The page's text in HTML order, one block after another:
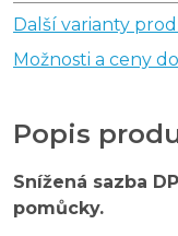
Další varianty
Možnosti a ceny
Popis
Snížená sazba
pomůcky.